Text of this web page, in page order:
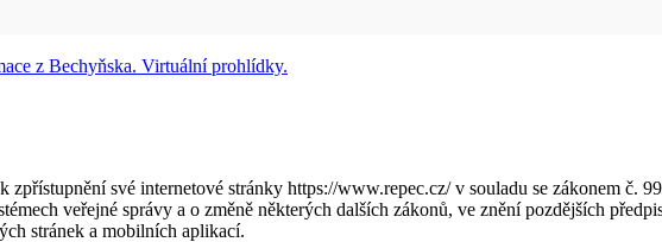
zpřístupnění své internetové stránky https://www.repec.cz/ v souladu se zákonem č.
veřejné správy a o změně některých dalších zákonů, ve znění pozdějších
stránek a mobilních aplikací.